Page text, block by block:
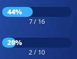
44%
7 / 16
20%
2 / 10